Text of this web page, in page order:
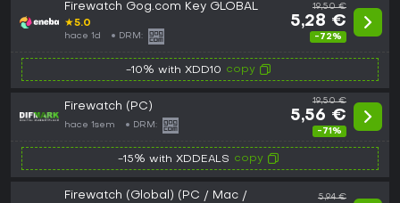
Firewatch Gog.com Key GLOBAL
★5.0
hace 1d DRM:
19,50 €
5,28 €
-72%
-10% with XDD10 copy
Firewatch (PC)
hace 1sem DRM:
19,50 €
5,56 €
-71%
-15% with XDDEALS copy
Firewatch (Global) (PC / Mac /
5,94 €